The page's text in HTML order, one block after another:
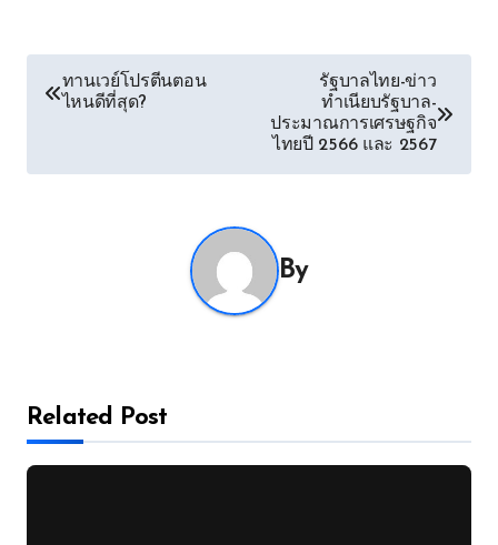
ทานเวย์โปรตีนตอน
ไหนดีที่สุด?
รัฐบาลไทย-ข่าว
ทำเนียบรัฐบาล-
ประมาณการเศรษฐกิจ
ไทยปี 2566 และ 2567
By
Related Post